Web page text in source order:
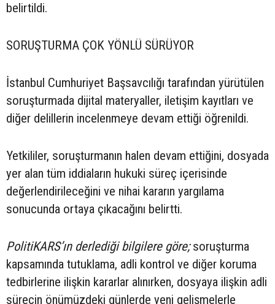
belirtildi.
SORUŞTURMA ÇOK YÖNLÜ SÜRÜYOR
İstanbul Cumhuriyet Başsavcılığı tarafından yürütülen
soruşturmada dijital materyaller, iletişim kayıtları ve
diğer delillerin incelenmeye devam ettiği öğrenildi.
Yetkililer, soruşturmanın halen devam ettiğini, dosyada
yer alan tüm iddiaların hukuki süreç içerisinde
değerlendirileceğini ve nihai kararın yargılama
sonucunda ortaya çıkacağını belirtti.
PolitiKARS’ın derlediği bilgilere göre;soruşturma
kapsamında tutuklama, adli kontrol ve diğer koruma
tedbirlerine ilişkin kararlar alınırken, dosyaya ilişkin adli
sürecin önümüzdeki günlerde yeni gelişmelerle